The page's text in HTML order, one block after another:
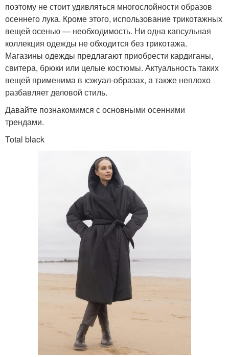
поэтому не стоит удивляться многослойности образов
осеннего лука. Кроме этого, использование трикотажных
вещей осенью — необходимость. Ни одна капсульная
коллекция одежды не обходится без трикотажа.
Магазины одежды предлагают приобрести кардиганы,
свитера, брюки или целые костюмы. Актуальность таких
вещей применима в кэжуал-образах, а также неплохо
разбавляет деловой стиль.
Давайте познакомимся с основными осенними
трендами.
Total black